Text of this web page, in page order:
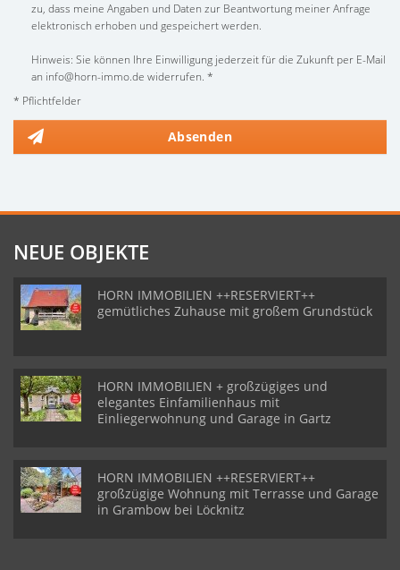
zu, dass meine Angaben und Daten zur Beantwortung meiner Anfrage
elektronisch erhoben und gespeichert werden.
Hinweis: Sie können Ihre Einwilligung jederzeit für die Zukunft per E-Mail
an info@horn-immo.de widerrufen. *
* Pflichtfelder
Absenden
NEUE OBJEKTE
HORN IMMOBILIEN ++RESERVIERT++
gemütliches Zuhause mit großem Grundstück
HORN IMMOBILIEN + großzügiges und
elegantes Einfamilienhaus mit
Einliegerwohnung und Garage in Gartz
HORN IMMOBILIEN ++RESERVIERT++
großzügige Wohnung mit Terrasse und Garage
in Grambow bei Löcknitz